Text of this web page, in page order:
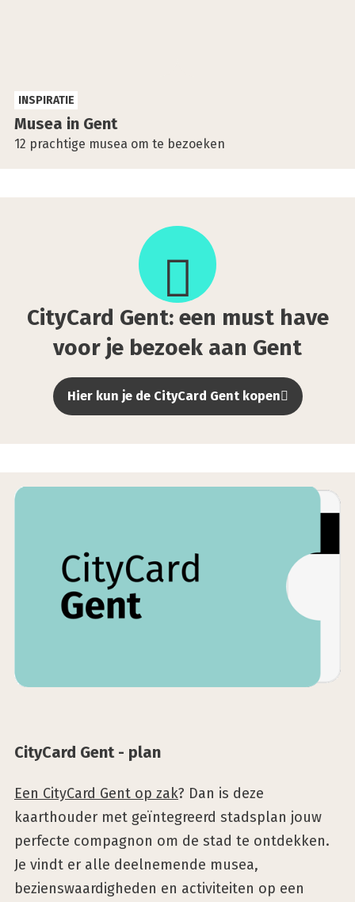
Musea in Gent
12 prachtige musea om te bezoeken
INSPIRATIE
City­Card Gent: een must have
voor je bezoek aan Gent
Hier kun je de CityCard Gent kopen
have
City­Card Gent - plan
Een CityCard Gent op zak? Dan is deze
kaarthouder met geïntegreerd stadsplan jouw
perfecte compagnon om de stad te ontdekken.
Je vindt er alle deelnemende musea,
bezienswaardigheden en activiteiten op een